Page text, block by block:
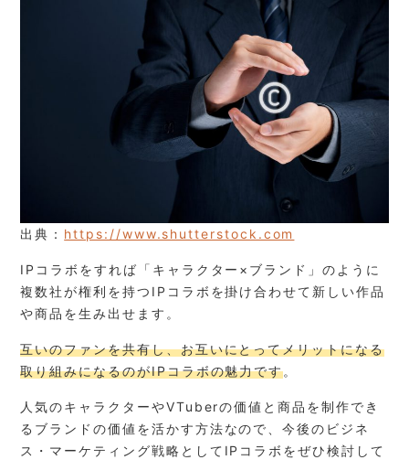
出典： https://www.shutterstock.com
IPコラボをすれば「 キャラクター×ブランド」のように
複数社が権利を持つIPコラボを掛け合わせて新しい作品
や商品を生み出せます。
互いのファンを共有し、お互いにとってメリットになる
取り組みになるのがIPコラボの魅力です。
人気のキャラクターやVTuberの価値と商品を制作でき
るブランドの価値を活かす方法なので、今後のビジネ
ス・マーケティング戦略としてIPコラボをぜひ検討して